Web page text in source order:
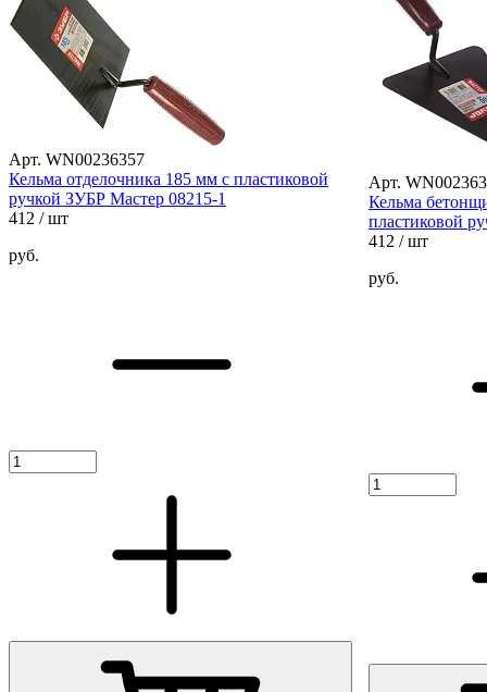
Арт. WN00236357
Кельма отделочника 185 мм с пластиковой
ручкой ЗУБР Мастер 08215-1
412 / шт
руб.
Арт.
Кельма
пластиковой
412 / шт
руб.